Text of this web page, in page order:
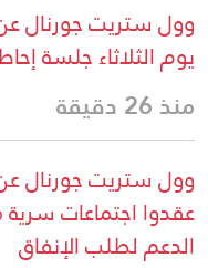
وول ستريت جورنال عن
يوم الثلاثاء جلسة
منذ 26 دقيقة
وول ستريت جورنال
عقدوا اجتماعات
الدعم لطلب الإنفاق